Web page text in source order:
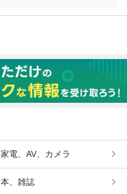
家電、AV、カメラ
本、雑誌